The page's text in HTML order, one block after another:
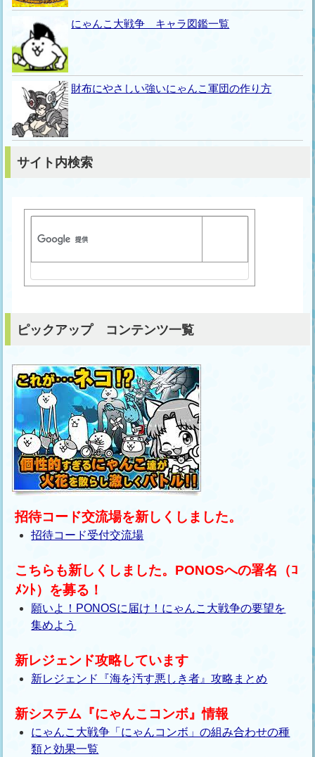
にゃんこ大戦争 キャラ図鑑一覧
財布にやさしい強いにゃんこ軍団の作り方
サイト内検索
ピックアップ コンテンツ一覧
招待コード交流場を新しくしました。
招待コード受付交流場
こちらも新しくしました。PONOSへの署名（ｺ
ﾒﾝﾄ）を募る！
願いよ！PONOSに届け！にゃんこ大戦争の要望を
集めよう
新レジェンド攻略しています
新レジェンド『海を汚す悪しき者』攻略まとめ
新システム『にゃんこコンボ』情報
にゃんこ大戦争「にゃんコンボ」の組み合わせの種
類と効果一覧